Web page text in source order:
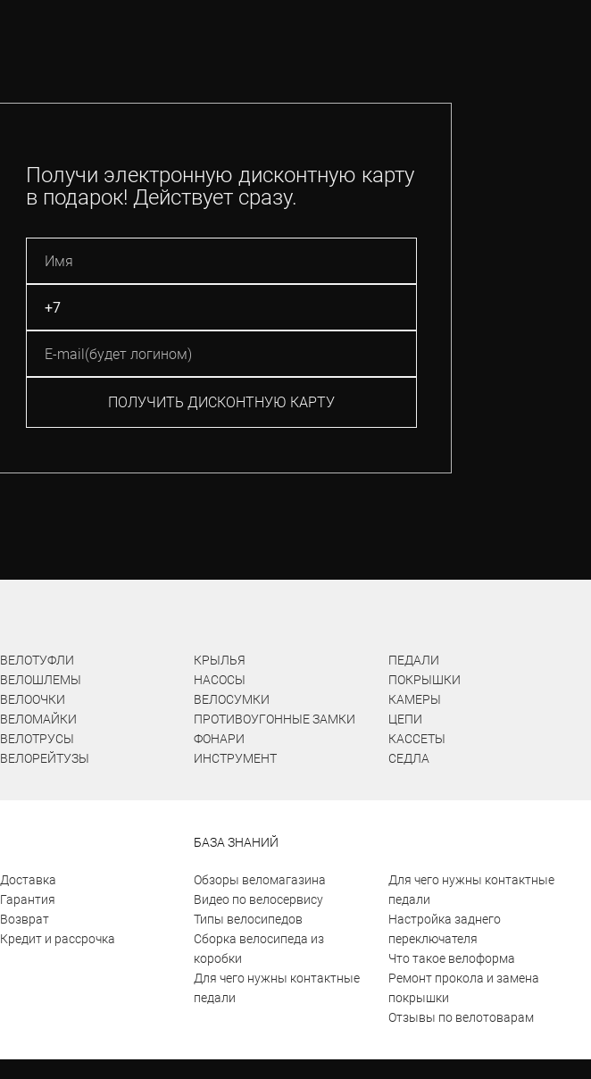
Получи электронную дисконтную карту
в подарок! Действует сразу.
ПОЛУЧИТЬ ДИСКОНТНУЮ КАРТУ
ВЕЛОТУФЛИ
ВЕЛОШЛЕМЫ
ВЕЛООЧКИ
ВЕЛОМАЙКИ
ВЕЛОТРУСЫ
ВЕЛОРЕЙТУЗЫ
КРЫЛЬЯ
НАСОСЫ
ВЕЛОСУМКИ
ПРОТИВОУГОННЫЕ ЗАМКИ
ФОНАРИ
ИНСТРУМЕНТ
ПЕДАЛИ
ПОКРЫШКИ
КАМЕРЫ
ЦЕПИ
КАССЕТЫ
СЕДЛА
Доставка
Гарантия
Возврат
Кредит и рассрочка
БАЗА ЗНАНИЙ
Обзоры веломагазина
Видео по велосервису
Типы велосипедов
Сборка велосипеда из
коробки
Для чего нужны контактные
педали
Для чего нужны контактные
педали
Настройка заднего
переключателя
Что такое велоформа
Ремонт прокола и замена
покрышки
Отзывы по велотоварам